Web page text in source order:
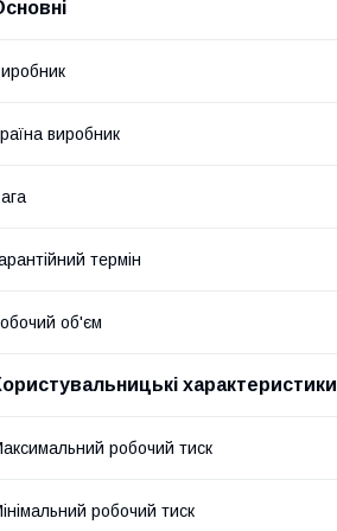
виробник
термін
об'єм
характеристики
робочий тиск
робочий тиск